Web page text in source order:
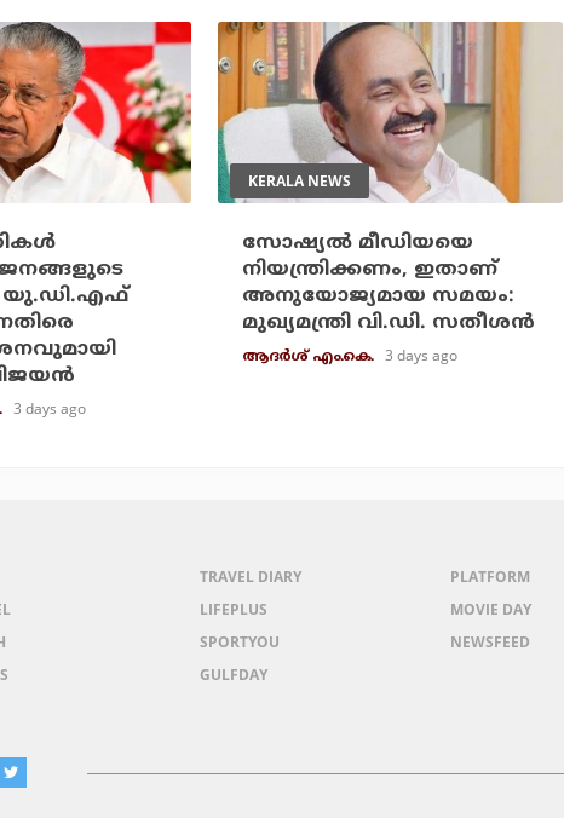
ജനങ്ങളുടെ
യു.ഡി.എഫ്
3 days ago
KERALA NEWS
സോഷ്യല്‍ മീഡിയയെ
നിയന്ത്രിക്കണം, ഇതാണ്
അനുയോജ്യമായ സമയം:
മുഖ്യമന്ത്രി വി.ഡി. സതീശന്‍
ആദർശ് എം.കെ. 3 days ago
TRAVEL DIARY
LIFEPLUS
SPORTYOU
GULFDAY
PLATFORM
MOVIE DAY
NEWSFEED